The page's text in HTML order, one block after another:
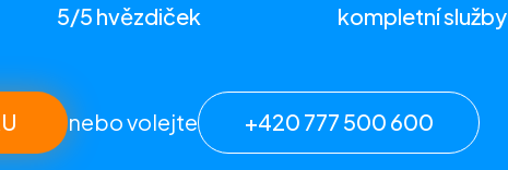
5/5 hvězdiček
kompletní služby
nebo volejte +420 777 500 600